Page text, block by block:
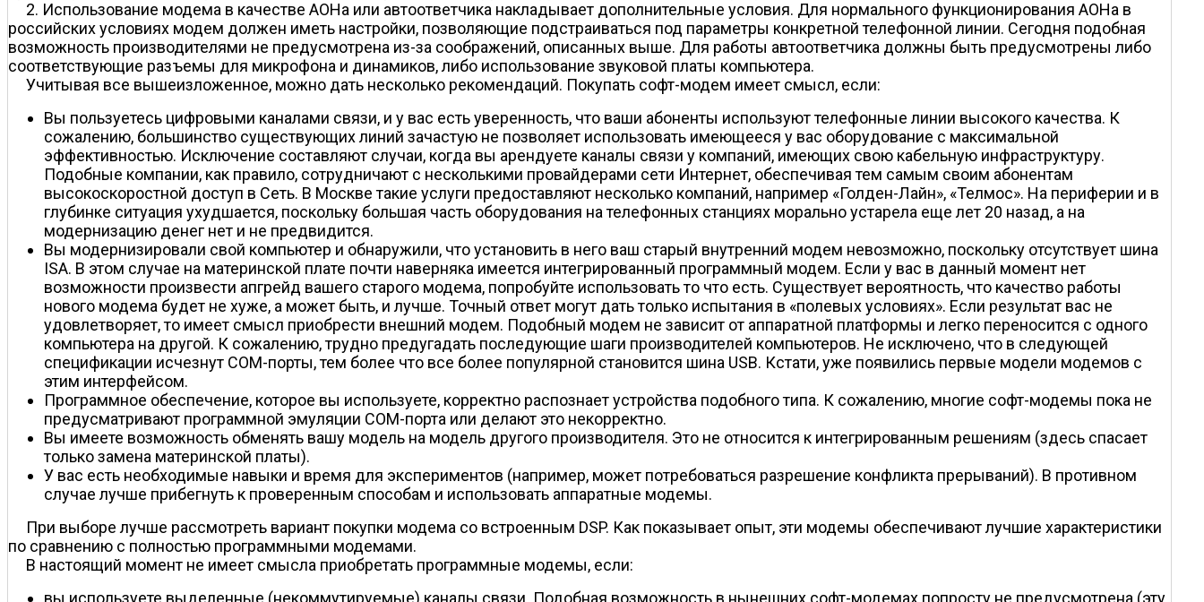
2. Использование модема в качестве АОНа или автоответчика накладывает дополнительные условия. Для нормального функционирования АОНа в
российских условиях модем должен иметь настройки, позволяющие подстраиваться под параметры конкретной телефонной линии. Сегодня подобная
возможность производителями не предусмотрена из-за соображений, описанных выше. Для работы автоответчика должны быть предусмотрены либо
соответствующие разъемы для микрофона и динамиков, либо использование звуковой платы компьютера.
Учитывая все вышеизложенное, можно дать несколько рекомендаций. Покупать софт-модем имеет смысл, если:
Вы пользуетесь цифровыми каналами связи, и у вас есть уверенность, что ваши абоненты используют телефонные линии высокого качества. К
сожалению, большинство существующих линий зачастую не позволяет использовать имеющееся у вас оборудование с максимальной
эффективностью. Исключение составляют случаи, когда вы арендуете каналы связи у компаний, имеющих свою кабельную инфраструктуру.
Подобные компании, как правило, сотрудничают с несколькими провайдерами сети Интернет, обеспечивая тем самым своим абонентам
высокоскоростной доступ в Сеть. В Москве такие услуги предоставляют несколько компаний, например «Голден-Лайн», «Телмос». На периферии и в
глубинке ситуация ухудшается, поскольку большая часть оборудования на телефонных станциях морально устарела еще лет 20 назад, а на
модернизацию денег нет и не предвидится.
Вы модернизировали свой компьютер и обнаружили, что установить в него ваш старый внутренний модем невозможно, поскольку отсутствует шина
ISA. В этом случае на материнской плате почти наверняка имеется интегрированный программный модем. Если у вас в данный момент нет
возможности произвести апгрейд вашего старого модема, попробуйте использовать то что есть. Существует вероятность, что качество работы
нового модема будет не хуже, а может быть, и лучше. Точный ответ могут дать только испытания в «полевых условиях». Если результат вас не
удовлетворяет, то имеет смысл приобрести внешний модем. Подобный модем не зависит от аппаратной платформы и легко переносится с одного
компьютера на другой. К сожалению, трудно предугадать последующие шаги производителей компьютеров. Не исключено, что в следующей
спецификации исчезнут COM-порты, тем более что все более популярной становится шина USB. Кстати, уже появились первые модели модемов с
этим интерфейсом.
Программное обеспечение, которое вы используете, корректно распознает устройства подобного типа. К сожалению, многие софт-модемы пока не
предусматривают программной эмуляции COM-порта или делают это некорректно.
Вы имеете возможность обменять вашу модель на модель другого производителя. Это не относится к интегрированным решениям (здесь спасает
только замена материнской платы).
У вас есть необходимые навыки и время для экспериментов (например, может потребоваться разрешение конфликта прерываний). В противном
случае лучше прибегнуть к проверенным способам и использовать аппаратные модемы.
При выборе лучше рассмотреть вариант покупки модема со встроенным DSP. Как показывает опыт, эти модемы обеспечивают лучшие характеристики
по сравнению с полностью программными модемами.
В настоящий момент не имеет смысла приобретать программные модемы, если:
вы используете выделенные (некоммутируемые) каналы связи. Подобная возможность в нынешних софт-модемах попросту не предусмотрена (эту